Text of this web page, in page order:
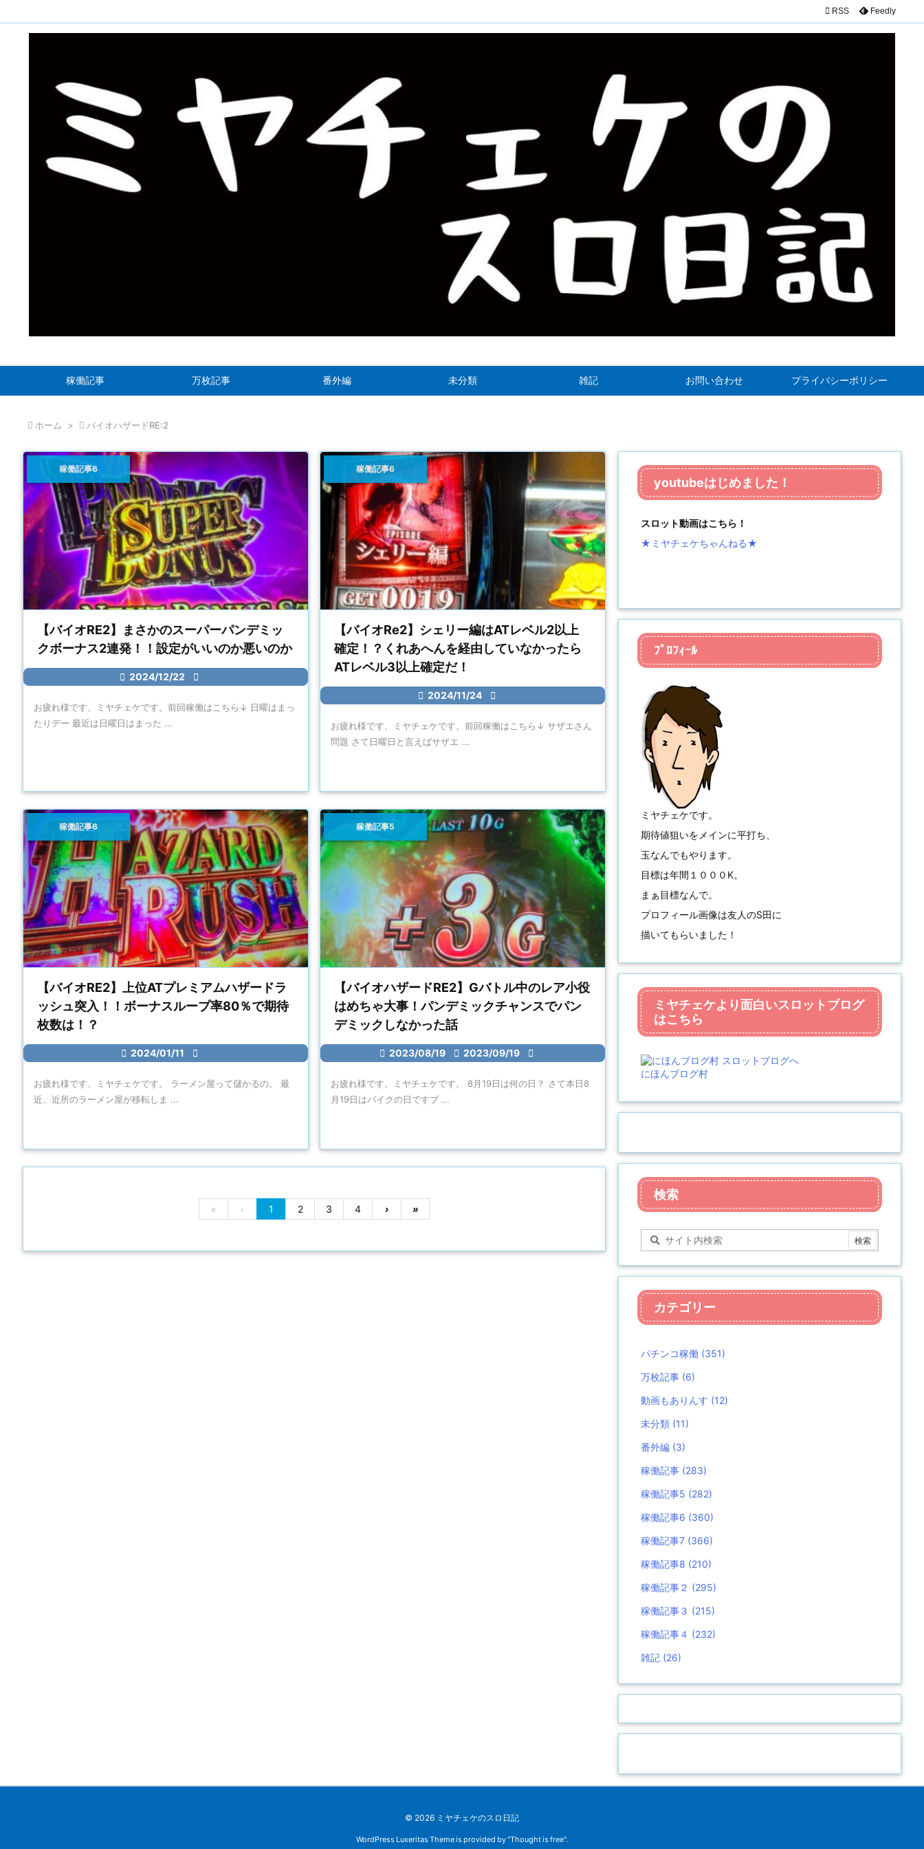
稼働記事 万枚記事 番外編 未分類 雑記 お問い合わせ プライバシーポリシー
 RSS Feedly
 ホーム >  バイオハザードRE:2
【バイオRE2】まさかのスーパーパンデミッ
クボーナス2連発！！設定がいいのか悪いのか
 2024/12/22 
稼働記事6
お疲れ様です、ミヤチェケです。前回稼働はこちら↓ 日曜はまっ
たりデー 最近は日曜日はまった ...
【バイオRe2】シェリー編はATレベル2以上
確定！？くれあへんを経由していなかったら
ATレベル3以上確定だ！
 2024/11/24 
稼働記事6
お疲れ様です、ミヤチェケです。前回稼働はこちら↓ サザエさん
問題 さて日曜日と言えばサザエ ...
【バイオRE2】上位ATプレミアムハザードラ
ッシュ突入！！ボーナスループ率80％で期待
枚数は！？
 2024/01/11 
稼働記事6
お疲れ様です、ミヤチェケです。 ラーメン屋って儲かるの。 最
近、近所のラーメン屋が移転しま ...
【バイオハザードRE2】Gバトル中のレア小役
はめちゃ大事！パンデミックチャンスでパン
デミックしなかった話
 2023/08/19  2023/09/19 
稼働記事5
お疲れ様です。ミヤチェケです。 8月19日は何の日？ さて本日8
月19日はバイクの日ですブ ...
« ‹ 1 2 3 4 › »
youtubeはじめました！
スロット動画はこちら！
★ミヤチェケちゃんねる★
ﾌﾟﾛﾌｨｰﾙ
ミヤチェケです。
期待値狙いをメインに平打ち、
玉なんでもやります。
目標は年間１０００K。
まぁ目標なんで。
プロフィール画像は友人のS田に
描いてもらいました！
ミヤチェケより面白いスロットブログ
はこちら
にほんブログ村
検索
カテゴリー
パチンコ稼働 (351)
万枚記事 (6)
動画もありんす (12)
未分類 (11)
番外編 (3)
稼働記事 (283)
稼働記事5 (282)
稼働記事6 (360)
稼働記事7 (366)
稼働記事8 (210)
稼働記事２ (295)
稼働記事３ (215)
稼働記事４ (232)
雑記 (26)
© 2026 ミヤチェケのスロ日記
WordPress Luxeritas Theme is provided by "Thought is free".